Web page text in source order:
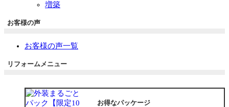
増築
お客様の声
お客様の声一覧
リフォームメニュー
お得なパッケージ